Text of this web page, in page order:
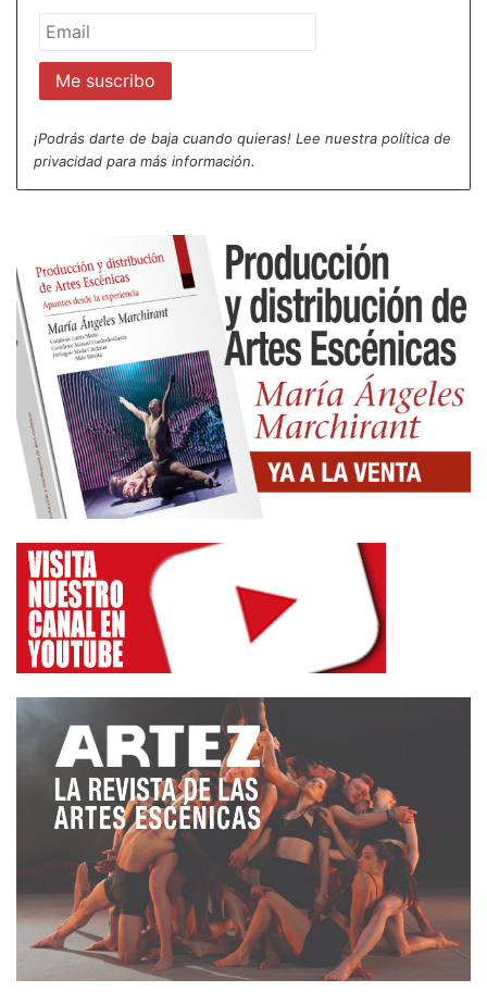
¡Podrás darte de baja cuando quieras! Lee nuestra política de
privacidad para más información.